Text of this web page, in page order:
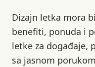
Dizajn letka mora
benefiti, ponuda i
letke za događaje,
sa jasnom